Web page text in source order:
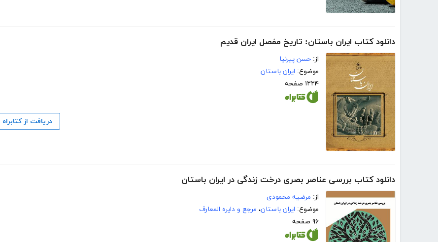
دانلود کتاب ایران باستان: تاریخ مفصل ایران قدیم
از: حسن پیرنیا
موضوع: ایران باستان
۱۲۲۴ صفحه
دریافت از کتابراه
دانلود کتاب بررسی عناصر بصری درخت زندگی در ایران باستان
از: مرضیه محمودی
موضوع: ایران باستان، مرجع و دایره المعارف
۹۶ صفحه